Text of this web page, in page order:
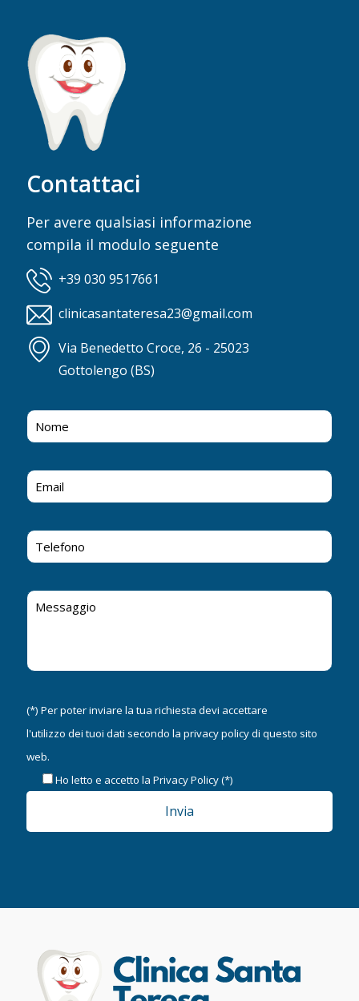
Contattaci
Per avere qualsiasi informazione
compila il modulo seguente
+39 030 9517661
clinicasantateresa23@gmail.com
Via Benedetto Croce, 26 - 25023
Gottolengo (BS)
(*) Per poter inviare la tua richiesta devi accettare
l'utilizzo dei tuoi dati secondo la privacy policydi questo sito
web.
Ho letto e accetto la Privacy Policy(*)